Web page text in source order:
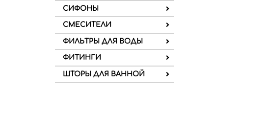
СИФОНЫ
СМЕСИТЕЛИ
ФИЛЬТРЫ ДЛЯ ВОДЫ
ФИТИНГИ
ШТОРЫ ДЛЯ ВАННОЙ